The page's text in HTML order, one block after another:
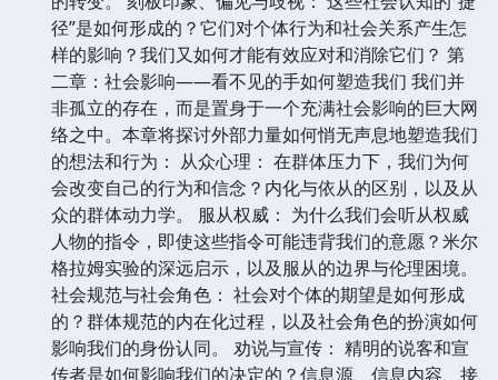
径”是如何形成的？它们对个体行为和社会关系产生怎
样的影响？我们又如何才能有效应对和消除它们？ 第
二章：社会影响——看不见的手如何塑造我们 我们并
非孤立的存在，而是置身于一个充满社会影响的巨大网
络之中。本章将探讨外部力量如何悄无声息地塑造我们
的想法和行为： 从众心理： 在群体压力下，我们为何
会改变自己的行为和信念？内化与依从的区别，以及从
众的群体动力学。 服从权威： 为什么我们会听从权威
人物的指令，即使这些指令可能违背我们的意愿？米尔
格拉姆实验的深远启示，以及服从的边界与伦理困境。
社会规范与社会角色： 社会对个体的期望是如何形成
的？群体规范的内在化过程，以及社会角色的扮演如何
影响我们的身份认同。 劝说与宣传： 精明的说客和宣
传者是如何影响我们的决定的？信息源、信息内容、接